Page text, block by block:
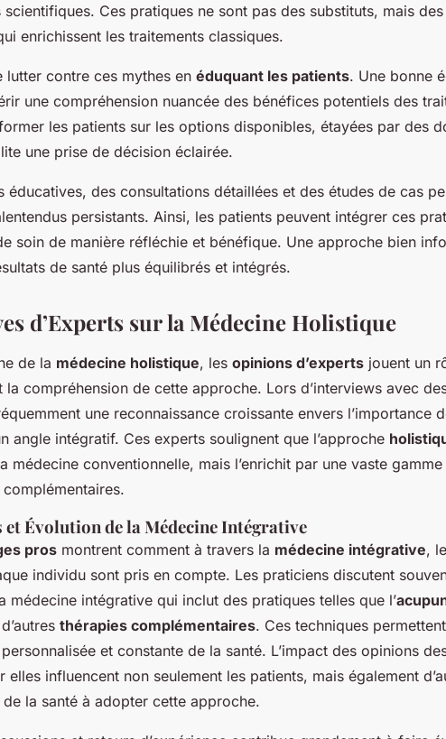
scientifiques. Ces pratiques ne sont pas des substituts, mais des
enrichissent les traitements classiques.
lutter contre ces mythes en éduquant les patients. Une bonne
une compréhension nuancée des bénéfices potentiels des
les patients sur les options disponibles, étayées par des
une prise de décision éclairée.
éducatives, des consultations détaillées et des études de cas
persistants. Ainsi, les patients peuvent intégrer ces
soin de manière réfléchie et bénéfique. Une approche bien
de santé plus équilibrés et intégrés.
d’Experts sur la Médecine Holistique
de la médecine holistique, les opinions d’experts jouent un
la compréhension de cette approche. Lors d’interviews avec
une reconnaissance croissante envers l’importance
angle intégratif. Ces experts soulignent que l’approche
médecine conventionnelle, mais l’enrichit par une vaste gamme
complémentaires.
et Évolution de la Médecine Intégrative
pros montrent comment à travers la médecine intégrative,
individu sont pris en compte. Les praticiens discutent
médecine intégrative qui inclut des pratiques telles que l’
thérapies complémentaires. Ces techniques
et constante de la santé. L’impact des opinions
elles influencent non seulement les patients, mais également
la santé à adopter cette approche.